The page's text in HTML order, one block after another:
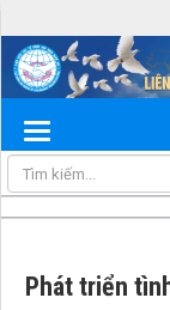
Phát triển